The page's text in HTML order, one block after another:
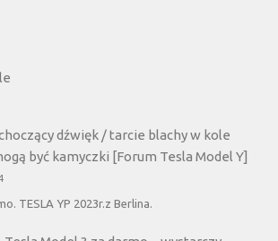
dźwięk / tarcie blachy w kole
być kamyczki [Forum Tesla Model Y]
TESLA YP 2023r.z Berlina.